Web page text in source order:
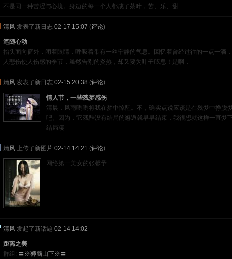
不是同一种苦涩与心境。身边的每一个人都成了茶叶，苦、乐、甜
清风 发表了新日志 02-17 15:07 (评论)
笔随心动
抬头面向窗外，闭着眼睛，呼吸着带有一丝宁静的气息。回忆着曾经过往的一点一滴
人悲伤使人伤感的季节，虽然告别的炎热，却又要为叶子叹息！是啊，
清风 发表了新日志 02-15 20:38 (评论)
情人节，一些残梦感伤
清晨，风雨咧咧将我在梦中惊醒。不，确实点说应该是在残梦中挣脱
吧。因为，它残酷没有结局的邂逅就早早结束，我很想就这样一直梦
结局凄
清风 上传了新图片 02-14 14:21 (评论)
网络第一美女的张馨予
清风 发起了新话题 02-14 14:02
距离之美
群组: 〓※狮脑山下※〓